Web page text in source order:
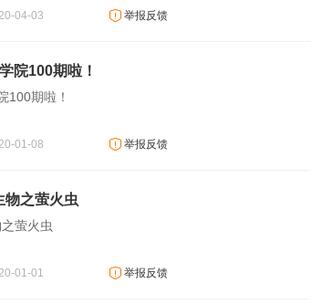
礼包
20-04-03 举报反馈
院100期啦！
100期啦！
20-01-08 举报反馈
物之萤火虫
萤火虫
20-01-01 举报反馈